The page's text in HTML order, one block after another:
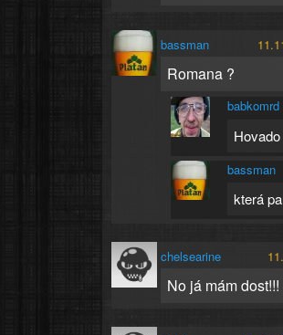
bassman
Romana ?
babkomrd
bassman
která
chelsearine
No já mám dost!!!